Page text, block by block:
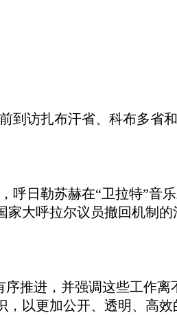
到访扎布汗省、科布多省
呼日勒苏赫在“卫拉特”音
大呼拉尔议员撤回机制
序推进，并强调这些工作
以更加公开、透明、高效